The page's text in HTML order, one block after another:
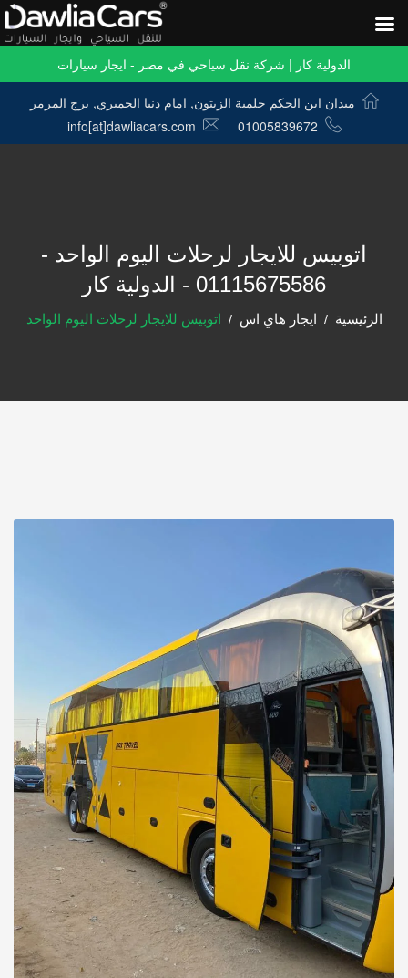
الدولية كار | شركة نقل سياحي في مصر - ايجار سيارات
ميدان ابن الحكم حلمية الزيتون, امام دنيا الجمبري, برج المرمر
01005839672
info[at]dawliacars.com
اتوبيس للايجار لرحلات اليوم الواحد -
01115675586 - الدولية كار
الرئيسية ايجار هاي اس اتوبيس للايجار لرحلات اليوم الواحد